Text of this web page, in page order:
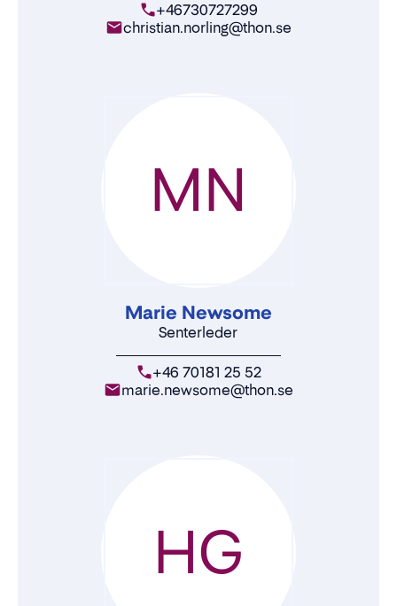
+46730727299
christian.norling@thon.se
Marie Newsome
Senterleder
+46 70181 25 52
marie.newsome@thon.se
MN
HG